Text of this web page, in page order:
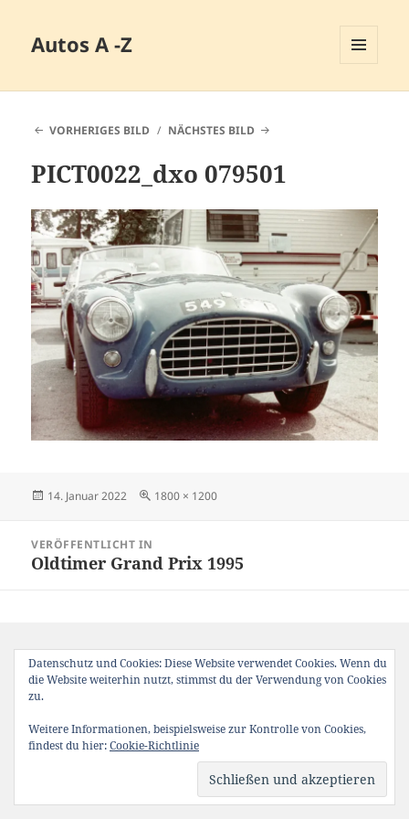
Autos A -Z
VORHERIGES BILD
NÄCHSTES BILD
PICT0022_dxo 079501
Veröffentlicht
14. Januar 2022 Originalgröße
1800 × 1200
VERÖFFENTLICHT IN
Oldtimer Grand Prix 1995
Datenschutz und Cookies: Diese Website verwendet Cookies. Wenn du
die Website weiterhin nutzt, stimmst du der Verwendung von Cookies
zu.
Weitere Informationen, beispielsweise zur Kontrolle von Cookies,
findest du hier:Cookie-Richtlinie